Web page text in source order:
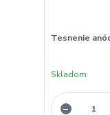
Tesnenie
Skladom